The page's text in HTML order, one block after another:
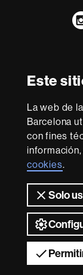
Este
La web de
Barcelona
con fines
cookies.
Solo
Sobre
esta
web Aviso
web
2026